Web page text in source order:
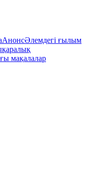
АнонсӘлемдегі ғылым
мақалалар